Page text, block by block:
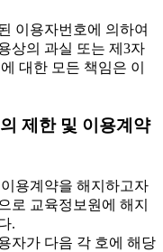
이용자번호에 의하여
상의 과실 또는 제3자
대한 모든 책임은 이
제한 및 이용계약
용계약을 해지하고자
로 교육정보원에 해지
.
자가 다음 각 호에 해당